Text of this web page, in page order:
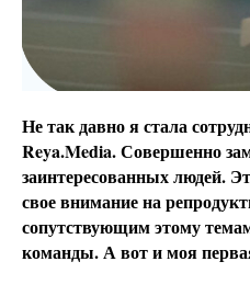
Не так давно я стала
Reya.Media. Совершенно
заинтересованных людей.
свое внимание на
сопутствующим этому
команды. А вот и моя